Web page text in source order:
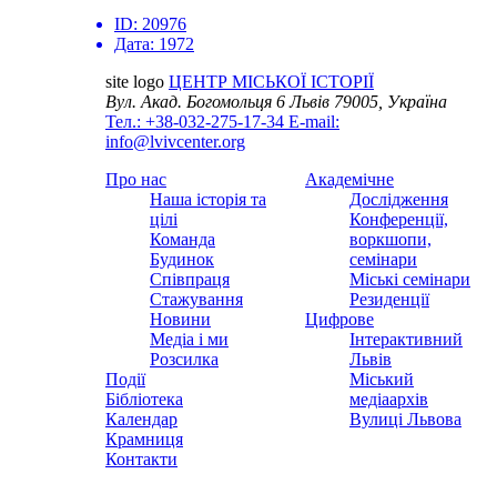
ID: 20976
Дата: 1972
site logo ЦЕНТР МІСЬКОЇ ІСТОРІЇ
Вул. Акад. Богомольця 6Львів 79005, Україна
Тел.: +38-032-275-17-34 E-mail:
info@lvivcenter.org
Про нас
Наша історія та
цілі
Команда
Будинок
Співпраця
Стажування
Новини
Медіа і ми
Розсилка
Події
Бібліотека
Календар
Крамниця
Контакти
Академічне
Дослідження
Конференції,
воркшопи,
семінари
Міські семінари
Резиденції
Цифрове
Інтерактивний
Львів
Міський
медіаархів
Вулиці Львова